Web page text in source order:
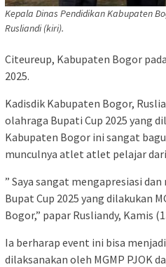
Kepala Dinas Pendidikan Kabupaten
Rusliandi (kiri).
Citeureup, Kabupaten Bogor
2025.
Kadisdik Kabupaten Bogor,
olahraga Bupati Cup 2025 yang
Kabupaten Bogor ini sangat
munculnya atlet atlet pelajar dari
” Saya sangat mengapresiasi
Bupat Cup 2025 yang dilakukan
Bogor,” papar Rusliandy, Kamis
Ia berharap event ini bisa
dilaksanakan oleh MGMP PJOK